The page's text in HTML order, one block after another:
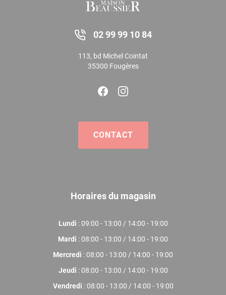
02 99 99 10 84
113, bd Michel Cointat
35300 Fougères
CONTACT
Horaires du magasin
Lundi : 09:00 - 13:00 / 14:00 - 19:00
Mardi : 08:00 - 13:00 / 14:00 - 19:00
Mercredi : 08:00 - 13:00 / 14:00 - 19:00
Jeudi : 08:00 - 13:00 / 14:00 - 19:00
Vendredi : 08:00 - 13:00 / 14:00 - 19:00